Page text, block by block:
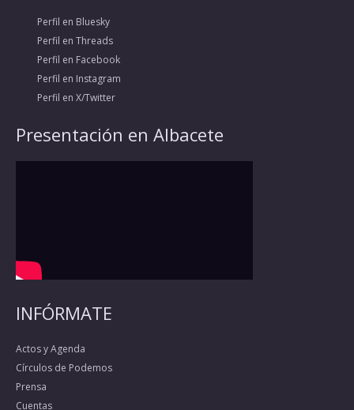
Perfil en Bluesky
Perfil en Threads
Perfil en Facebook
Perfil en Instagram
Perfil en X/Twitter
Presentación en Albacete
INFÓRMATE
Actos y Agenda
Círculos de Podemos
Prensa
Cuentas